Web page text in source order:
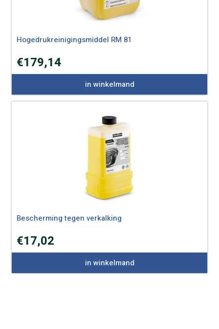
Hogedrukreinigingsmiddel RM 81
€179,14
in winkelmand
Bescherming tegen verkalking
€17,02
in winkelmand